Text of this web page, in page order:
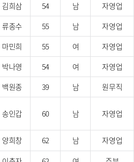
김희삼 54 남
자영업
류종수 55 남
자영업
마민희 55 여
자영업
박나영 54 여
자영업
백원종 39 남 원무직
송인갑 60 남 자영업
양희창 62 남
자영업